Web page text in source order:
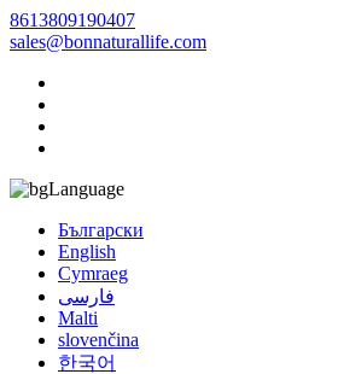
8613809190407
sales@bonnaturallife.com
Language
Български
English
Cymraeg
فارسی
Malti
slovenčina
한국어